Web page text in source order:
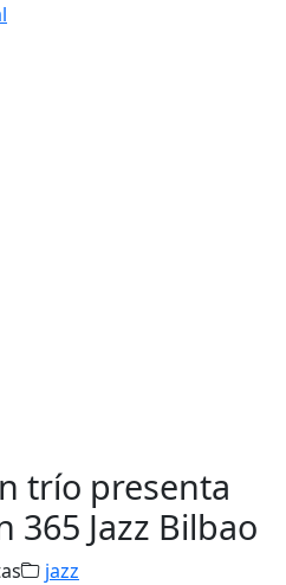
trío presenta
365 Jazz Bilbao
jazz